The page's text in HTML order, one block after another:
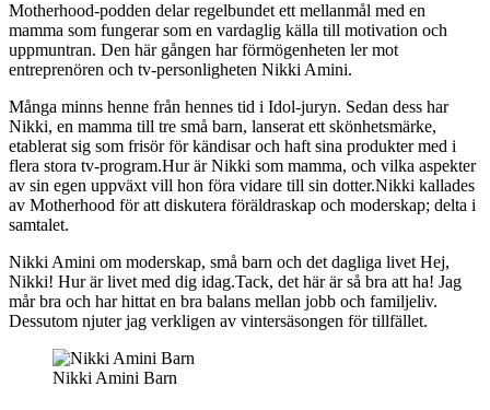
Motherhood-podden delar regelbundet ett mellanmål med en
mamma som fungerar som en vardaglig källa till motivation och
uppmuntran. Den här gången har förmögenheten ler mot
entreprenören och tv-personligheten Nikki Amini.
Många minns henne från hennes tid i Idol-juryn. Sedan dess har
Nikki, en mamma till tre små barn, lanserat ett skönhetsmärke,
etablerat sig som frisör för kändisar och haft sina produkter med i
flera stora tv-program.Hur är Nikki som mamma, och vilka aspekter
av sin egen uppväxt vill hon föra vidare till sin dotter.Nikki kallades
av Motherhood för att diskutera föräldraskap och moderskap; delta i
samtalet.
Nikki Amini om moderskap, små barn och det dagliga livet Hej,
Nikki! Hur är livet med dig idag.Tack, det här är så bra att ha! Jag
mår bra och har hittat en bra balans mellan jobb och familjeliv.
Dessutom njuter jag verkligen av vintersäsongen för tillfället.
Nikki Amini Barn